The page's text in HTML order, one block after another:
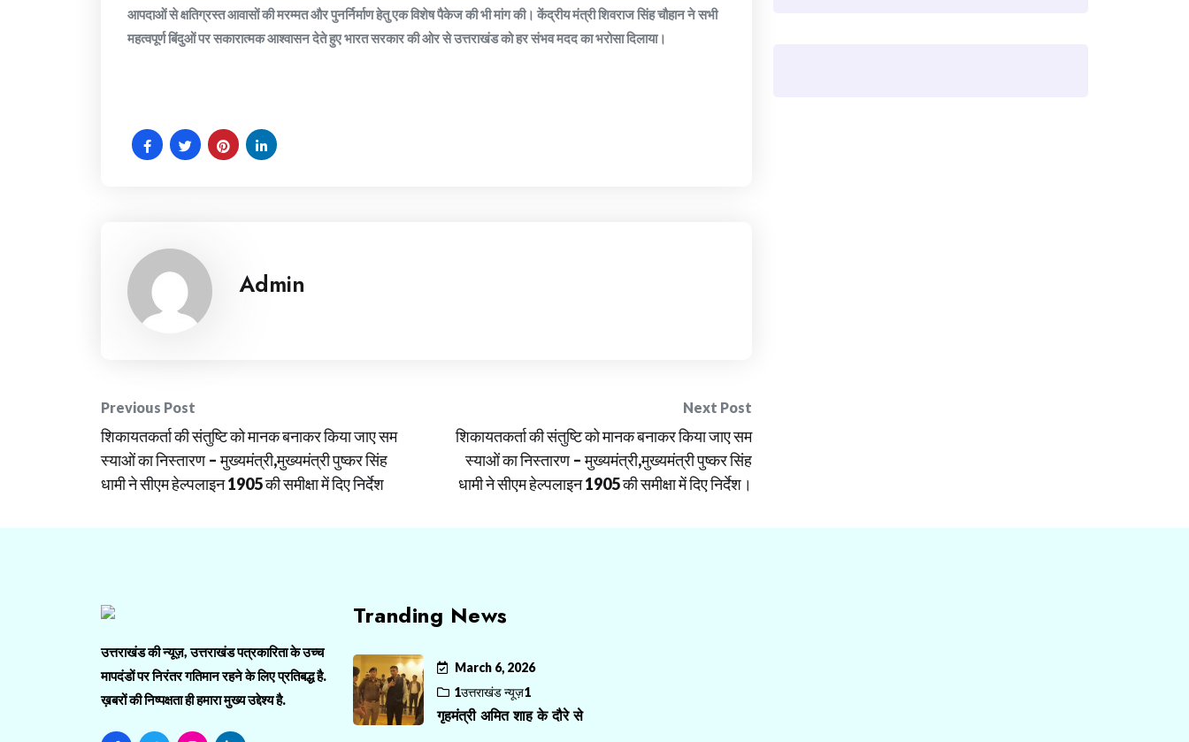
आपदाओं से क्षतिग्रस्त आवासों की मरम्मत और पुनर्निर्माण हेतु एक विशेष पैकेज की भी मांग की। केंद्रीय मंत्री शिवराज सिंह चौहान ने सभी
महत्वपूर्ण बिंदुओं पर सकारात्मक आश्वासन देते हुए भारत सरकार की ओर से उत्तराखंड को हर संभव मदद का भरोसा दिलाया।
Admin
Post
navigation
Previous Post
शिकायतकर्ता की संतुष्टि को मानक बनाकर किया जाए सम
स्याओं का निस्तारण – मुख्यमंत्री,मुख्यमंत्री पुष्कर सिंह
धामी ने सीएम हेल्पलाइन 1905 की समीक्षा में दिए निर्देश
Next Post
शिकायतकर्ता की संतुष्टि को मानक बनाकर किया जाए सम
स्याओं का निस्तारण – मुख्यमंत्री,मुख्यमंत्री पुष्कर सिंह
धामी ने सीएम हेल्पलाइन 1905 की समीक्षा में दिए निर्देश।
उत्तराखंड की न्यूज़, उत्तराखंड पत्रकारिता के उच्च
मापदंडों पर निरंतर गतिमान रहने के लिए प्रतिबद्ध है.
ख़बरों की निष्पक्षता ही हमारा मुख्य उद्देश्य है.
Tranding News
March 6, 2026
1उत्तराखंड न्यूज़1
गृहमंत्री अमित शाह के दौरे से